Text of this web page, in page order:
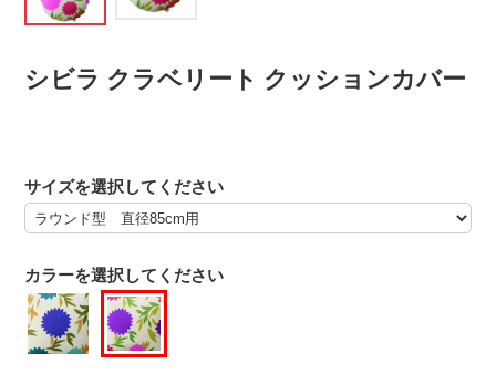
シビラ クラベリート クッションカバー
カラーを選択してください
サイズを選択してください